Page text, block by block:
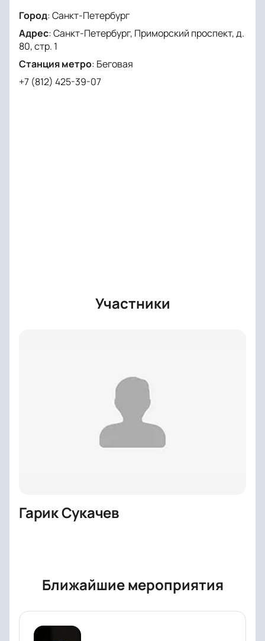
Город:Санкт-Петербург
Адрес:Санкт-Петербург, Приморский проспект, д.
80, стр. 1
Станция метро: Беговая
+7 (812) 425-39-07
Участники
Гарик Сукачев
Ближайшие мероприятия